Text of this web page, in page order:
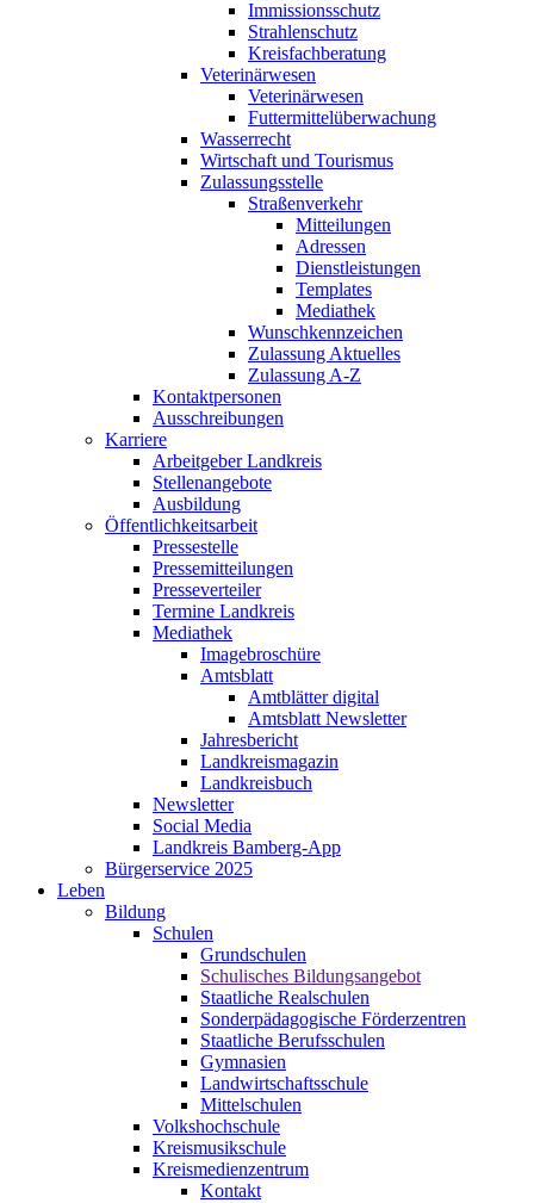
Immissionsschutz
Strahlenschutz
Kreisfachberatung
Veterinärwesen
Veterinärwesen
Futtermittelüberwachung
Wasserrecht
Wirtschaft und Tourismus
Zulassungsstelle
Straßenverkehr
Mitteilungen
Adressen
Dienstleistungen
Templates
Mediathek
Wunschkennzeichen
Zulassung Aktuelles
Zulassung A-Z
Kontaktpersonen
Ausschreibungen
Karriere
Arbeitgeber Landkreis
Stellenangebote
Ausbildung
Öffentlichkeitsarbeit
Pressestelle
Pressemitteilungen
Presseverteiler
Termine Landkreis
Mediathek
Imagebroschüre
Amtsblatt
Amtblätter digital
Amtsblatt Newsletter
Jahresbericht
Landkreismagazin
Landkreisbuch
Newsletter
Social Media
Landkreis Bamberg-App
Bürgerservice 2025
Leben
Bildung
Schulen
Grundschulen
Schulisches Bildungsangebot
Staatliche Realschulen
Sonderpädagogische Förderzentren
Staatliche Berufsschulen
Gymnasien
Landwirtschaftsschule
Mittelschulen
Volkshochschule
Kreismusikschule
Kreismedienzentrum
Kontakt